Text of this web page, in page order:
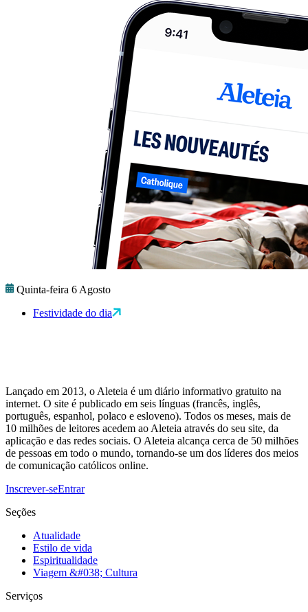
Quinta-feira 6 Agosto
Festividade do dia
Lançado em 2013, o Aleteia é um diário informativo gratuito na
internet. O site é publicado em seis línguas (francês, inglês,
português, espanhol, polaco e esloveno). Todos os meses, mais de
10 milhões de leitores acedem ao Aleteia através do seu site, da
aplicação e das redes sociais. O Aleteia alcança cerca de 50 milhões
de pessoas em todo o mundo, tornando-se um dos líderes dos meios
de comunicação católicos online.
Inscrever-seEntrar
Seções
Atualidade
Estilo de vida
Espiritualidade
Viagem &#038; Cultura
Serviços